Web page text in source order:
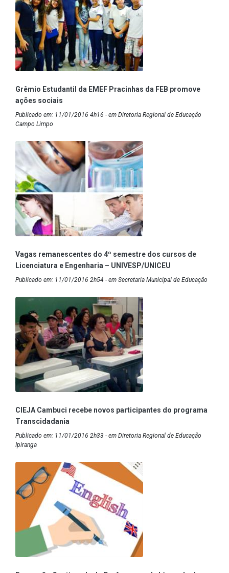
Grêmio Estudantil da EMEF Pracinhas da FEB promove
ações sociais
Publicado em: 11/01/2016 4h16 - em Diretoria Regional de Educação
Campo Limpo
Vagas remanescentes do 4º semestre dos cursos de
Licenciatura e Engenharia – UNIVESP/UNICEU
Publicado em: 11/01/2016 2h54 - em Secretaria Municipal de Educação
CIEJA Cambuci recebe novos participantes do programa
Transcidadania
Publicado em: 11/01/2016 2h33 - em Diretoria Regional de Educação
Ipiranga